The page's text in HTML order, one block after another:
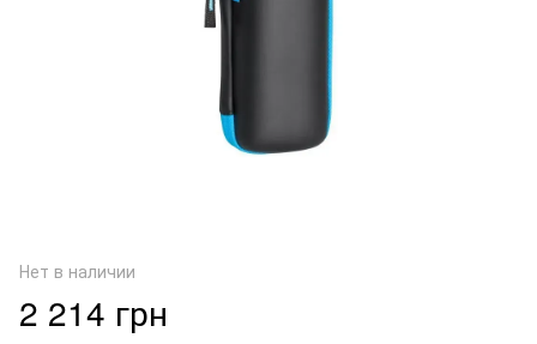
Нет в наличии
2 214 грн